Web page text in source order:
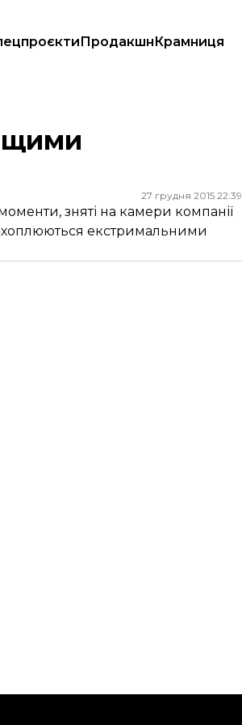
ПродакшнКрамниця
27 грудня 2015 22:39
зняті на камери компанії
екстримальними